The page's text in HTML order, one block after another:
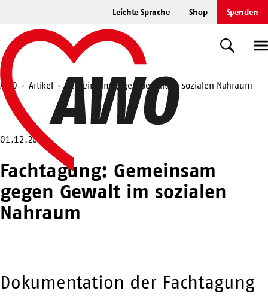
springen
Leichte Sprache Shop Spenden
Startseite
Suche
Suche
AWO Artikel Gemeinsam gegen Gewalt im sozialen Nahraum
01.12.2022
Fachtagung: Gemeinsam
gegen Gewalt im sozialen
Nahraum
Dokumentation der Fachtagung